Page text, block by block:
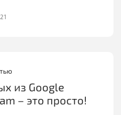
из Google
– это просто!